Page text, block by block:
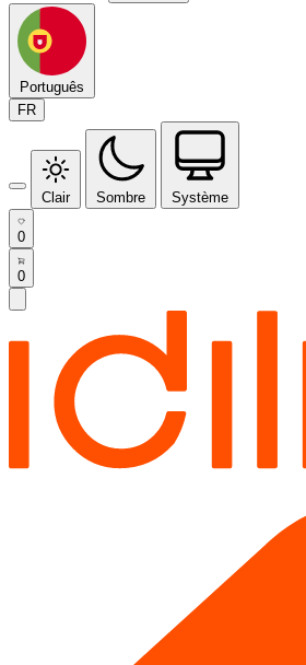
Português
FR
Clair Sombre Système
0
0